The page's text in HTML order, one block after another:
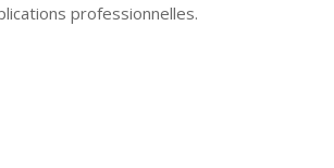
professionnelles.